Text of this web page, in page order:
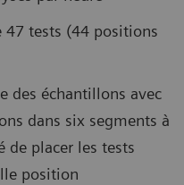
47 tests (44 positions
des échantillons avec
dans six segments à
de placer les tests
position